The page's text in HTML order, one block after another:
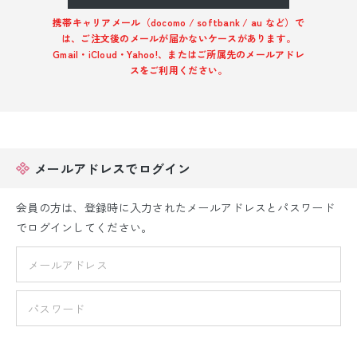
振袖レンタル
卒業式袴レンタル
ベビー着物レンタル
ジュニア着物レンタル
紋付袴レンタル
携帯キャリアメール（docomo / softbank / au など）で
は、ご注文後のメールが届かないケースがあります。
Gmail・iCloud・Yahoo!、またはご所属先のメールアドレ
スをご利用ください。
メールアドレスでログイン
会員の方は、登録時に入力されたメールアドレスとパスワード
でログインしてください。